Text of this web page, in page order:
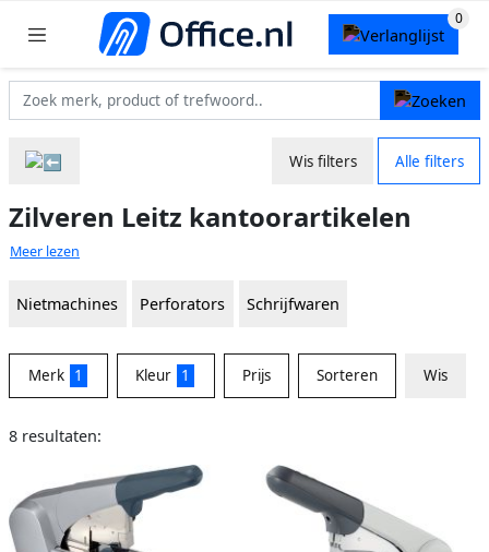
Wis filters Alle filters
Zilveren Leitz kantoorartikelen
Meer lezen
Nietmachines Perforators Schrijfwaren
Merk 1 Kleur 1 Prijs Sorteren Wis
8 resultaten: